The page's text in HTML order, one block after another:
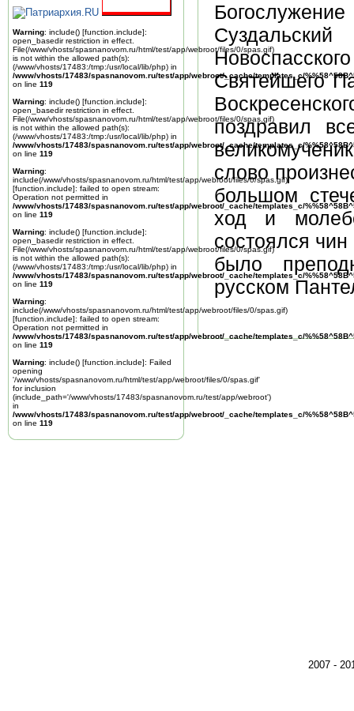
Святейшего
поздравил
слово
большом
ход и
состоялся
было
русском
Warning: include() [function.include]:
open_basedir restriction in effect.
File(/www/vhosts/spasnanovom.ru/html/test/app/webroot/files/0/spas.gif)
is not within the allowed path(s):
(/www/vhosts/17483:/tmp:/usr/local/lib/php) in
/www/vhosts/17483/spasnanovom.ru/test/app/webroot/_cache/templates_c/
on line 119
Warning: include() [function.include]:
open_basedir restriction in effect.
File(/www/vhosts/spasnanovom.ru/html/test/app/webroot/files/0/spas.gif)
is not within the allowed path(s):
(/www/vhosts/17483:/tmp:/usr/local/lib/php) in
/www/vhosts/17483/spasnanovom.ru/test/app/webroot/_cache/templates_c/
on line 119
Warning:
include(/www/vhosts/spasnanovom.ru/html/test/app/webroot/files/0/spas.gif)
[function.include]: failed to open stream:
Operation not permitted in
/www/vhosts/17483/spasnanovom.ru/test/app/webroot/_cache/templates_c/
on line 119
Warning: include() [function.include]:
open_basedir restriction in effect.
File(/www/vhosts/spasnanovom.ru/html/test/app/webroot/files/0/spas.gif)
is not within the allowed path(s):
(/www/vhosts/17483:/tmp:/usr/local/lib/php) in
/www/vhosts/17483/spasnanovom.ru/test/app/webroot/_cache/templates_c/
on line 119
Warning:
include(/www/vhosts/spasnanovom.ru/html/test/app/webroot/files/0/spas.gif)
[function.include]: failed to open stream:
Operation not permitted in
/www/vhosts/17483/spasnanovom.ru/test/app/webroot/_cache/templates_c/
on line 119
Warning: include() [function.include]: Failed
opening
'/www/vhosts/spasnanovom.ru/html/test/app/webroot/files/0/spas.gif'
for inclusion
(include_path='/www/vhosts/17483/spasnanovom.ru/test/app/webroot')
in
/www/vhosts/17483/spasnanovom.ru/test/app/webroot/_cache/templates_c/
on line 119
2007 -